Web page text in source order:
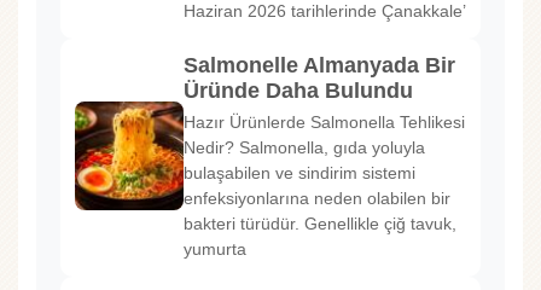
Haziran 2026 tarihlerinde Çanakkale’
Salmonelle Almanyada Bir
Üründe Daha Bulundu
Hazır Ürünlerde Salmonella Tehlikesi
Nedir? Salmonella, gıda yoluyla
bulaşabilen ve sindirim sistemi
enfeksiyonlarına neden olabilen bir
bakteri türüdür. Genellikle çiğ tavuk,
yumurta